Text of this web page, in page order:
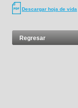
Descargar hoja de vida
Regresar